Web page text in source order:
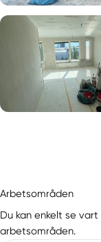
Arbetsområden
Du kan enkelt se
arbetsområden.